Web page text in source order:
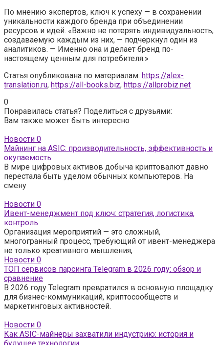
По мнению экспертов, ключ к успеху — в сохранении
уникальности каждого бренда при объединении
ресурсов и идей. «Важно не потерять индивидуальность,
создаваемую каждым из них, — подчеркнул один из
аналитиков. — Именно она и делает бренд по-
настоящему ценным для потребителя.»
Статья опубликована по материалам: https://alex-
translation.ru, https://all-books.biz, https://allprobiz.net
0
Понравилась статья? Поделиться с друзьями:
Вам также может быть интересно
Новости 0
Майнинг на ASIC: производительность, эффективность и
окупаемость
В мире цифровых активов добыча криптовалют давно
перестала быть уделом обычных компьютеров. На
смену
Новости 0
Ивент-менеджмент под ключ: стратегия, логистика,
контроль
Организация мероприятий — это сложный,
многогранный процесс, требующий от ивент-менеджера
не только креативного мышления,
Новости 0
ТОП сервисов парсинга Telegram в 2026 году: обзор и
сравнение
В 2026 году Telegram превратился в основную площадку
для бизнес-коммуникаций, криптосообществ и
маркетинговых активностей.
Новости 0
Как ASIC-майнеры захватили индустрию: история и
будущее технологии